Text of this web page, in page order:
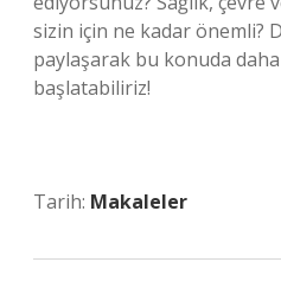
sizin için ne kadar önemli?
paylaşarak bu konuda
başlatabiliriz!
Tarih: Makaleler